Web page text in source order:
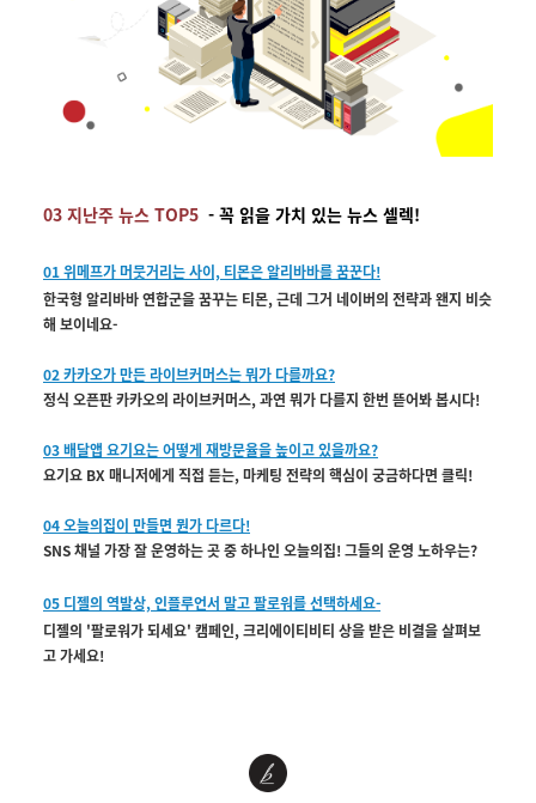
03 지난주 뉴스 TOP5 - 꼭 읽을 가치 있는 뉴스 셀렉!
01 위메프가 머뭇거리는 사이, 티몬은 알리바바를 꿈꾼다!
한국형 알리바바 연합군을 꿈꾸는 티몬, 근데 그거 네이버의 전략과 왠지 비슷
해 보이네요-
02 카카오가 만든 라이브커머스는 뭐가 다를까요?
정식 오픈판 카카오의 라이브커머스, 과연 뭐가 다를지 한번 뜯어봐 봅시다!
03 배달앱 요기요는 어떻게 재방문율을 높이고 있을까요?
요기요 BX 매니저에게 직접 듣는, 마케팅 전략의 핵심이 궁금하다면 클릭!
04 오늘의집이 만들면 뭔가 다르다!
SNS 채널 가장 잘 운영하는 곳 중 하나인 오늘의집! 그들의 운영 노하우는?
05 디젤의 역발상, 인플루언서 말고 팔로워를 선택하세요-
디젤의 '팔로워가 되세요' 캠페인, 크리에이티비티 상을 받은 비결을 살펴보
고 가세요!